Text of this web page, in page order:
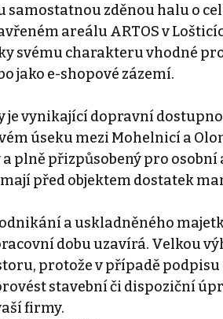
zděnou halu o
areálu ARTOS v
svému charakteru vhodné
jako e-shopové zázemí.
vynikající dopravní
úseku mezi Mohelnicí a
plně přizpůsobený pro
před objektem dostatek
a uskladněného
dobu uzavírá. Velkou
protože v případě
stavební či dispoziční
firmy.